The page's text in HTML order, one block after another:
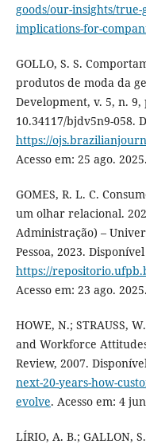
goods/our-insights/
implications-for-
GOLLO, S. S.
produtos de moda da
Development, v. 5, n. 9,
10.34117/bjdv5n9-058.
https://
Acesso em: 25 ago. 2025.
GOMES, R. L. C.
um olhar relacional.
Administração) –
Pessoa, 2023.
https://
Acesso em: 23 ago. 2025.
HOWE, N.; STRAUSS,
and Workforce
Review, 2007.
next-20-years-how-
evolve. Acesso em: 4
LÍRIO, A. B.; GALLON,